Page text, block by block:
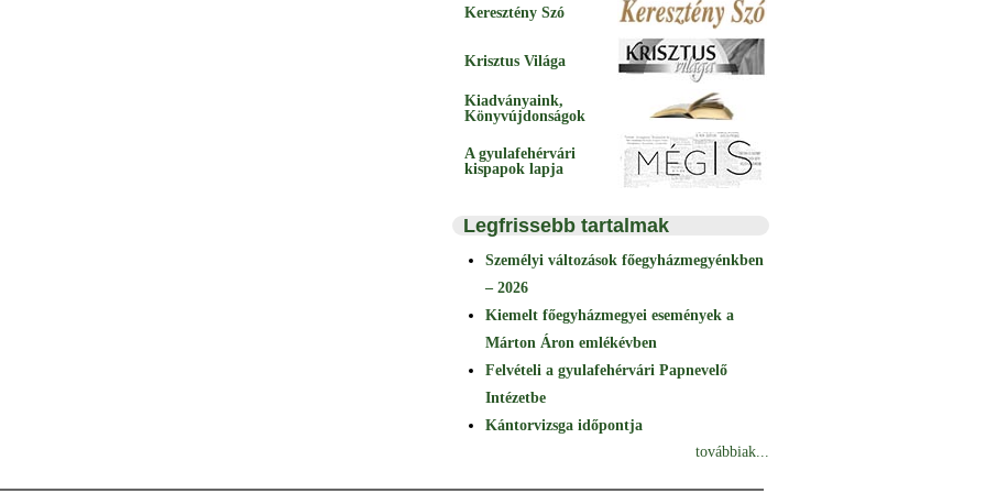
Keresztény Szó
Krisztus Világa
Kiadványaink,
Könyvújdonságok
A gyulafehérvári
kispapok lapja
Legfrissebb tartalmak
Személyi változások főegyházmegyénkben
– 2026
Kiemelt főegyházmegyei események a
Márton Áron emlékévben
Felvételi a gyulafehérvári Papnevelő
Intézetbe
Kántorvizsga időpontja
továbbiak...